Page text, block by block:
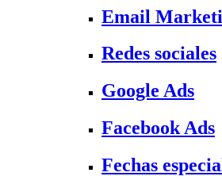
Email
Redes sociales
Google Ads
Facebook Ads
Fechas